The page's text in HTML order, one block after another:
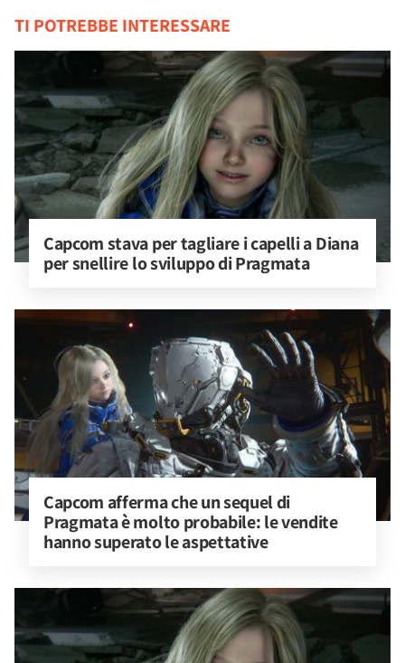
TI POTREBBE INTERESSARE
Capcom stava per tagliare i capelli a Diana
per snellire lo sviluppo di Pragmata
Capcom afferma che un sequel di
Pragmata è molto probabile: le vendite
hanno superato le aspettative